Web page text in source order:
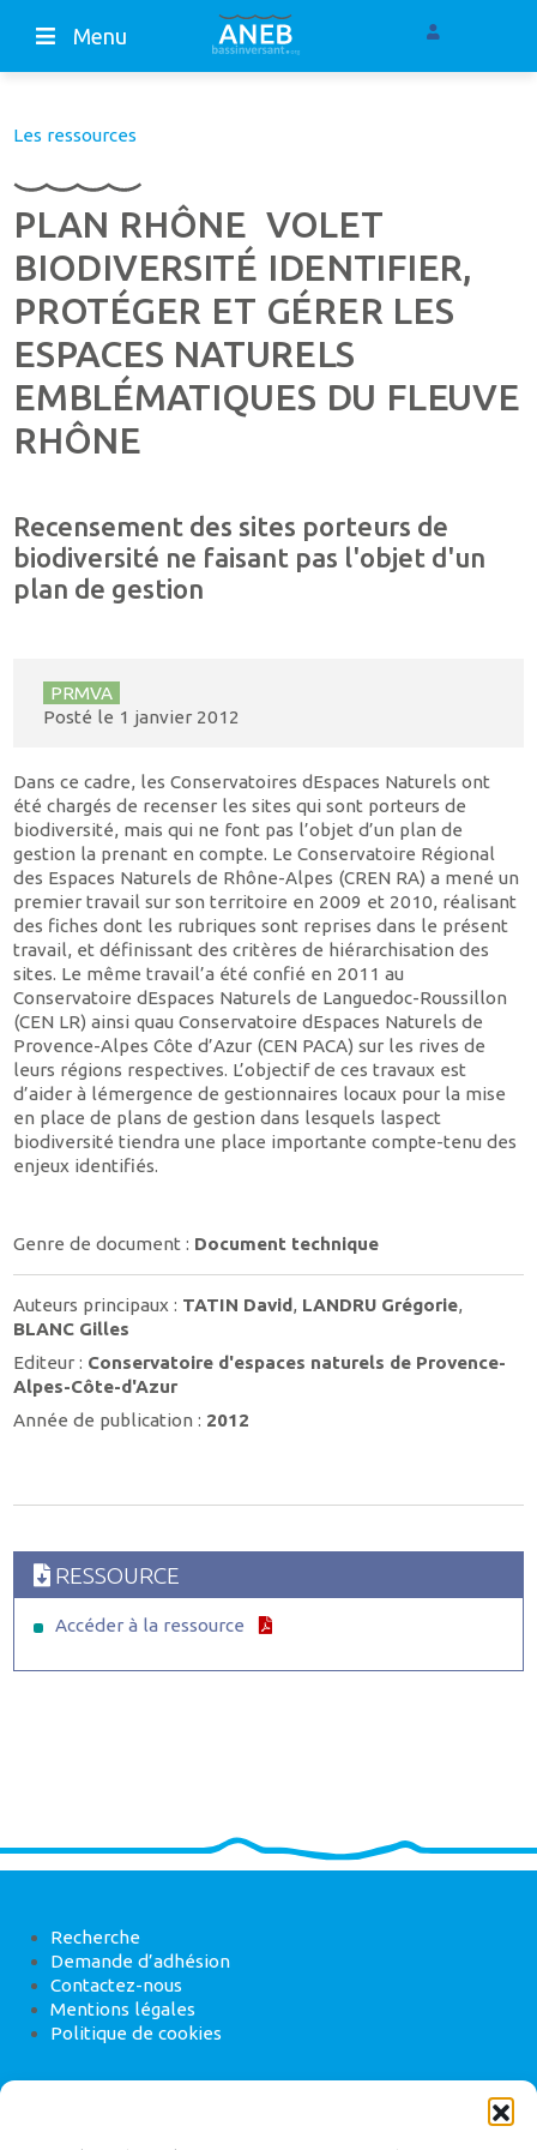
Menu
Les ressources
PLAN RHÔNE  VOLET
BIODIVERSITÉ IDENTIFIER,
PROTÉGER ET GÉRER LES
ESPACES NATURELS
EMBLÉMATIQUES DU FLEUVE
RHÔNE
Recensement des sites porteurs de
biodiversité ne faisant pas l'objet d'un
plan de gestion
PRMVA
Posté le 1 janvier 2012
Dans ce cadre, les Conservatoires dEspaces Naturels ont
été chargés de recenser les sites qui sont porteurs de
biodiversité, mais qui ne font pas l’objet d’un plan de
gestion la prenant en compte. Le Conservatoire Régional
des Espaces Naturels de Rhône-Alpes (CREN RA) a mené un
premier travail sur son territoire en 2009 et 2010, réalisant
des fiches dont les rubriques sont reprises dans le présent
travail, et définissant des critères de hiérarchisation des
sites. Le même travail’a été confié en 2011 au
Conservatoire dEspaces Naturels de Languedoc-Roussillon
(CEN LR) ainsi quau Conservatoire dEspaces Naturels de
Provence-Alpes Côte d’Azur (CEN PACA) sur les rives de
leurs régions respectives. L’objectif de ces travaux est
d’aider à lémergence de gestionnaires locaux pour la mise
en place de plans de gestion dans lesquels laspect
biodiversité tiendra une place importante compte-tenu des
enjeux identifiés.
Genre de document : Document technique
Auteurs principaux : TATIN David, LANDRU Grégorie,
BLANC Gilles
Editeur : Conservatoire d'espaces naturels de Provence-
Alpes-Côte-d'Azur
Année de publication : 2012
RESSOURCE
Accéder à la ressource
Recherche
Demande d’adhésion
Contactez-nous
Mentions légales
Politique de cookies